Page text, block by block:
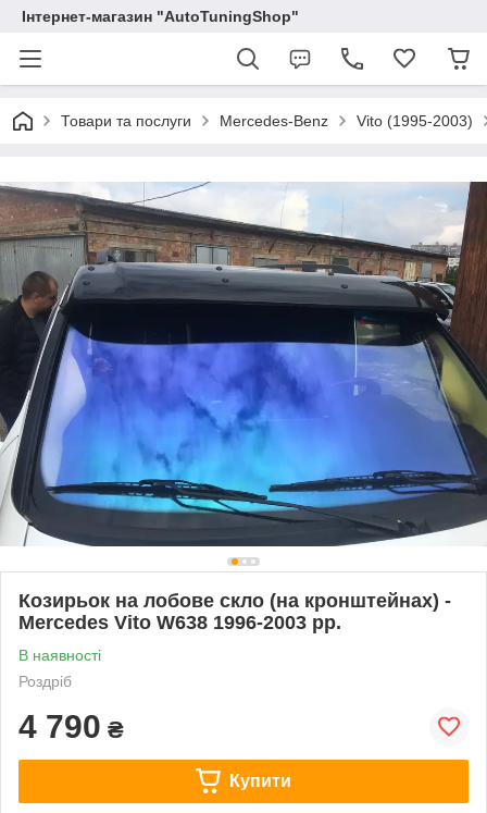
Інтернет-магазин "AutoTuningShop"
Товари та послуги Mercedes-Benz Vito (1995-2003)
Козирьок на лобове скло (на кронштейнах) -
Mercedes Vito W638 1996-2003 рр.
В наявності
Роздріб
4 790 ₴
Купити